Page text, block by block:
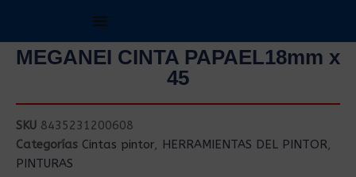
MEGANEI CINTA PAPAEL18mm x
45
SKU 8435231200608
Categorías Cintas pintor, HERRAMIENTAS DEL PINTOR,
PINTURAS